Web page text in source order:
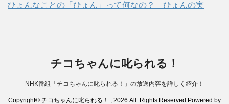
ひょんなことの「ひょん」って何なの？ ひょんの実
チコちゃんに叱られる！
NHK番組「チコちゃんに叱られる！」の放送内容を詳しく紹介！
Copyright© チコちゃんに叱られる！ , 2026 All Rights Reserved Powered by